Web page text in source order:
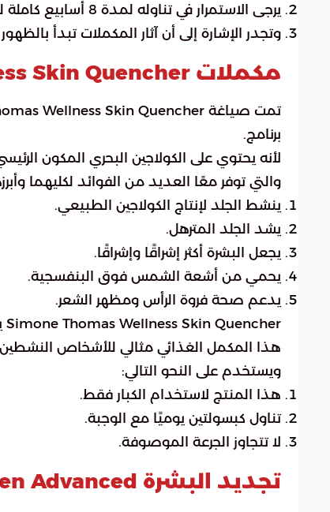
يرجى الاستمرار في تناوله لمدة 8 أسابيع كاملة للحصول على النتائج المرجوة.
وتجدر الإشارة إلى أن آثار المكملات تبدأ
مكملات Simone Thomas Wellness Skin Quencher
برنامج.
والتي توفر معًا العديد من الفوائد لكليهما
ينشط الجلد لإنتاج الكولاجين الطبيعي.
يشد الجلد المترهل.
يجعل البشرة أكثر إشراقًا وإشراقًا.
يحمي من أشعة الشمس فوق البنفسجية.
يدعم صحة فروة الرأس ومظهر الشعر.
Simone Thomas Wellness Skin Quencher يقوي جهاز المناعة ويدعم صحة الإنسان بشكل عام.
ويستخدم على النحو التالي:
هذا المنتج لاستخدام الكبار فقط.
تناول كبسولتين يوميًا مع الوجبة.
لا تتجاوز الجرعة الموصوفة.
تجديد البشرة Natrol Collagen Advanced